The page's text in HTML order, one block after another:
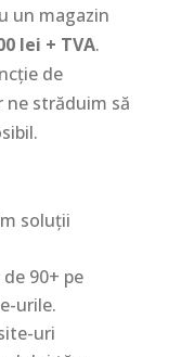
un magazin
lei + TVA.
de
străduim să
soluții
90+ pe
urile.
uri